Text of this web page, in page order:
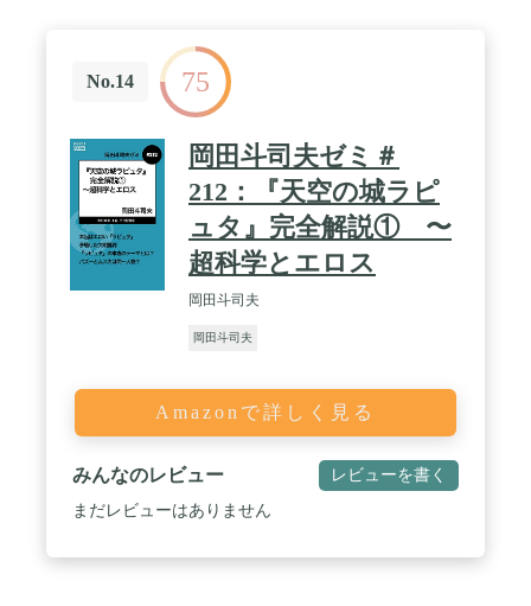
No.14 75
岡田斗司夫ゼミ＃
212：『天空の城ラピ
ュタ』完全解説① 〜
超科学とエロス
岡田斗司夫
岡田斗司夫
Amazonで詳しく見る
みんなのレビュー レビューを書く
まだレビューはありません